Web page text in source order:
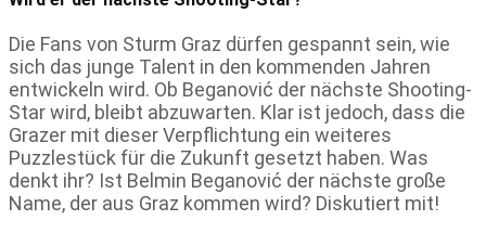
Die Fans von Sturm Graz dürfen gespannt sein, wie
sich das junge Talent in den kommenden Jahren
entwickeln wird. Ob Beganović der nächste Shooting-
Star wird, bleibt abzuwarten. Klar ist jedoch, dass die
Grazer mit dieser Verpflichtung ein weiteres
Puzzlestück für die Zukunft gesetzt haben. Was
denkt ihr? Ist Belmin Beganović der nächste große
Name, der aus Graz kommen wird? Diskutiert mit!